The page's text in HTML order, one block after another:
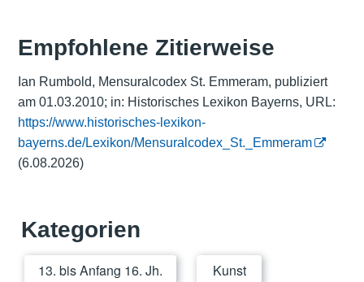
Empfohlene Zitierweise
Ian Rumbold, Mensuralcodex St. Emmeram, publiziert
am 01.03.2010; in: Historisches Lexikon Bayerns, URL:
https://www.historisches-lexikon-
bayerns.de/Lexikon/Mensuralcodex_St._Emmeram
(6.08.2026)
Kategorien
13. bis Anfang 16. Jh. Kunst